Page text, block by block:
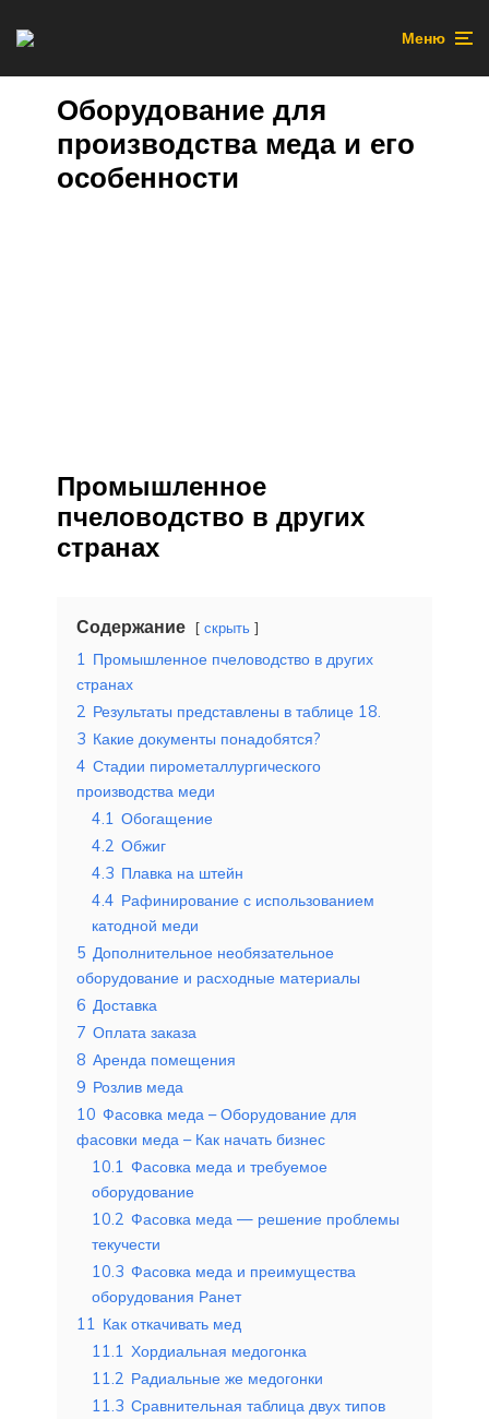
Меню
Оборудование для
производства меда и его
особенности
Промышленное
пчеловодство в других
странах
Содержание скрыть
1 Промышленное пчеловодство в других
странах
2 Результаты представлены в таблице 18.
3 Какие документы понадобятся?
4 Стадии пирометаллургического
производства меди
4.1 Обогащение
4.2 Обжиг
4.3 Плавка на штейн
4.4 Рафинирование с использованием
катодной меди
5 Дополнительное необязательное
оборудование и расходные материалы
6 Доставка
7 Оплата заказа
8 Аренда помещения
9 Розлив меда
10 Фасовка меда – Оборудование для
фасовки меда – Как начать бизнес
10.1 Фасовка меда и требуемое
оборудование
10.2 Фасовка меда — решение проблемы
текучести
10.3 Фасовка меда и преимущества
оборудования Ранет
11 Как откачивать мед
11.1 Хордиальная медогонка
11.2 Радиальные же медогонки
11.3 Сравнительная таблица двух типов